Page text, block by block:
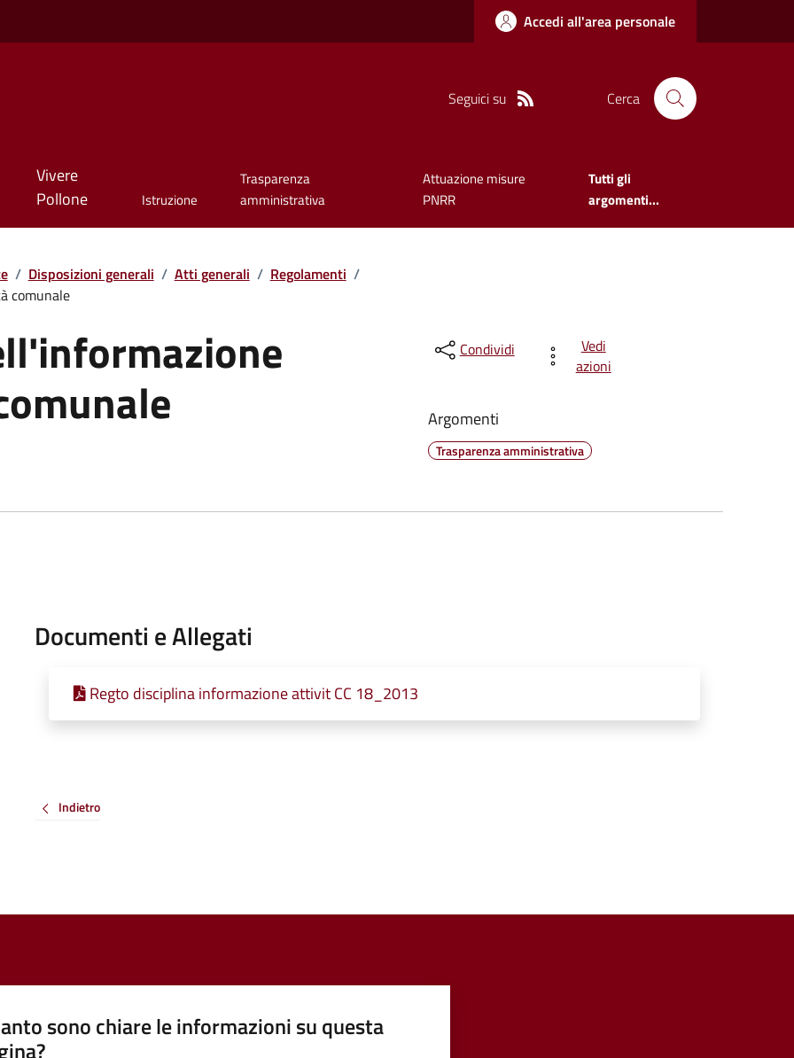
Accedi all'area personale
Seguici su Cerca
Vivere
Pollone
Istruzione
Trasparenza
amministrativa
Attuazione misure
PNRR
Tutti gli
argomenti...
/ Disposizioni generali / Atti generali / Regolamenti /
comunale
Condividi
Vedi
azioni
Argomenti
Trasparenza amministrativa
Documenti e Allegati
Regto disciplina informazione attivit CC 18_2013
Indietro
sono chiare le informazioni su questa